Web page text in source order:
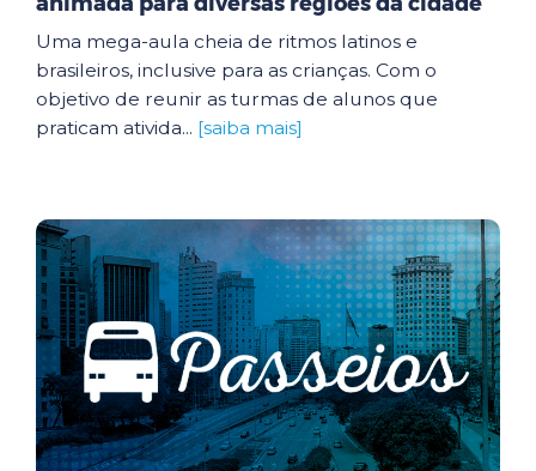
Uma mega-aula cheia de ritmos latinos e
brasileiros, inclusive para as crianças. Com o
objetivo de reunir as turmas de alunos que
praticam ativida... [saiba mais]